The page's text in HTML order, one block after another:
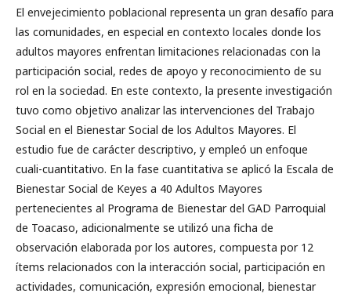
El envejecimiento poblacional representa un gran desafío para
las comunidades, en especial en contexto locales donde los
adultos mayores enfrentan limitaciones relacionadas con la
participación social, redes de apoyo y reconocimiento de su
rol en la sociedad. En este contexto, la presente investigación
tuvo como objetivo analizar las intervenciones del Trabajo
Social en el Bienestar Social de los Adultos Mayores. El
estudio fue de carácter descriptivo, y empleó un enfoque
cuali-cuantitativo. En la fase cuantitativa se aplicó la Escala de
Bienestar Social de Keyes a 40 Adultos Mayores
pertenecientes al Programa de Bienestar del GAD Parroquial
de Toacaso, adicionalmente se utilizó una ficha de
observación elaborada por los autores, compuesta por 12
ítems relacionados con la interacción social, participación en
actividades, comunicación, expresión emocional, bienestar